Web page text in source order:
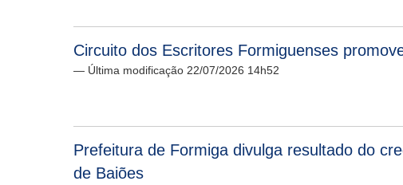
Circuito dos Escritores Formiguenses
— Última modificação 22/07/2026 14h52
Prefeitura de Formiga divulga resultado do
de Baiões